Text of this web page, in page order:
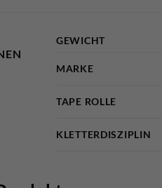
GEWICHT
MARKE
TAPE ROLLE
KLETTERDISZIPLIN